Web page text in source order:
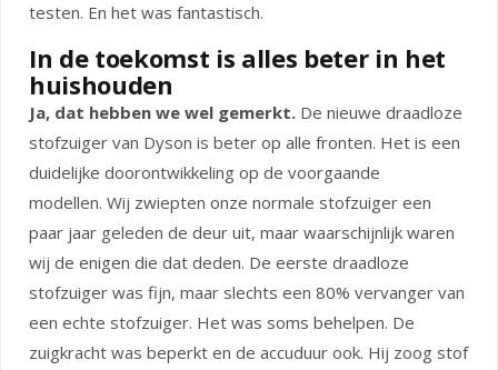
testen. En het was fantastisch.
In de toekomst is alles beter in het
huishouden
Ja, dat hebben we wel gemerkt. De nieuwe draadloze
stofzuiger van Dyson is beter op alle fronten. Het is een
duidelijke doorontwikkeling op de voorgaande
modellen. Wij zwiepten onze normale stofzuiger een
paar jaar geleden de deur uit, maar waarschijnlijk waren
wij de enigen die dat deden. De eerste draadloze
stofzuiger was fijn, maar slechts een 80% vervanger van
een echte stofzuiger. Het was soms behelpen. De
zuigkracht was beperkt en de accuduur ook. Hij zoog stof